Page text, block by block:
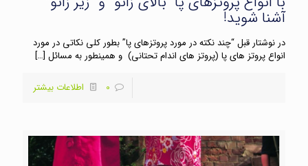
آشنا شوید!
در نوشتار قبل “چند نکته در مورد پروتزهای پا” بطور کلی نکاتی در مورد
انواع پروتز های پا (پروتز های اندام تحتانی) و همینطور به مسائل […]
0 اطلاعات بیشتر